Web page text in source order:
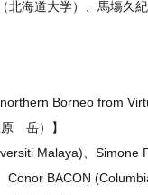
北海道大学）、馬塲久
Borneo from
原 岳）】
Malaya)、Simone
Conor BACON